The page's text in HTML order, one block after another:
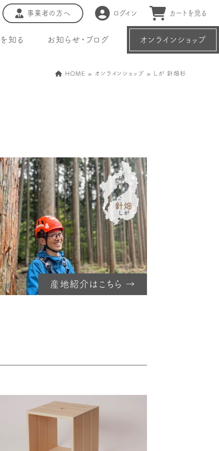
事業者の方へ ログイン カートを見る
オンラインショップ
知る お知らせ・ブログ
HOME » オンラインショップ » しが 針畑杉
産地紹介はこちら →